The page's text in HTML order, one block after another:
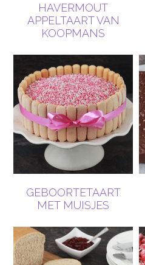
HAVERMOUT
APPELTAART VAN
KOOPMANS
GEBOORTETAART
MET MUISJES